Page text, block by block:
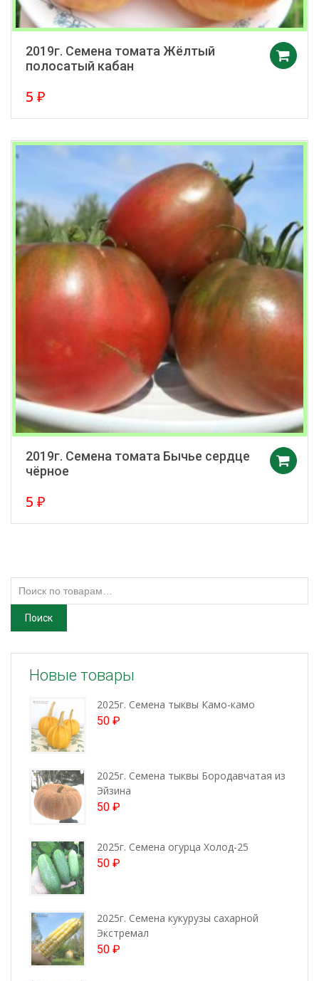
2019г. Семена томата Жёлтый
полосатый кабан
5 ₽
2019г. Семена томата Бычье сердце
чёрное
5 ₽
Поиск
Новые товары
2025г. Семена тыквы Камо-камо
50 ₽
2025г. Семена тыквы Бородавчатая из
Эйзина
50 ₽
2025г. Семена огурца Холод-25
50 ₽
2025г. Семена кукурузы сахарной
Экстремал
50 ₽